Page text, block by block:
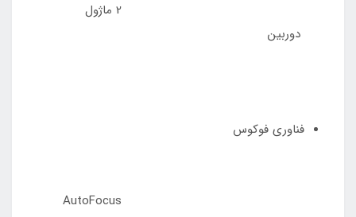
2 ماژول
دوربین
فناوری فوکوس